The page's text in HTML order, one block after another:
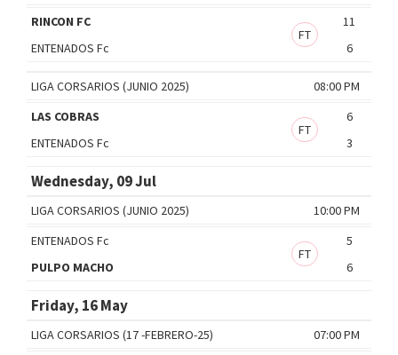
RINCON FC
11
FT
ENTENADOS Fc
6
08:00 PM
LIGA CORSARIOS (JUNIO 2025)
LAS COBRAS
6
FT
ENTENADOS Fc
3
Wednesday, 09 Jul
10:00 PM
LIGA CORSARIOS (JUNIO 2025)
ENTENADOS Fc
5
FT
PULPO MACHO
6
Friday, 16 May
07:00 PM
LIGA CORSARIOS (17 -FEBRERO-25)